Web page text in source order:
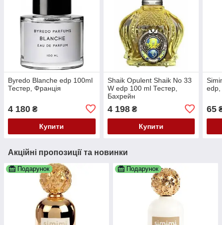
Byredo Blanche edp 100ml
Тестер, Франція
4 180 ₴
Купити
Shaik Opulent Shaik No 33
W edp 100 ml Тестер,
Бахрейн
4 198₴
Купити
edp,
65
Акційні пропозиції та новинки
Подарунок Подарунок